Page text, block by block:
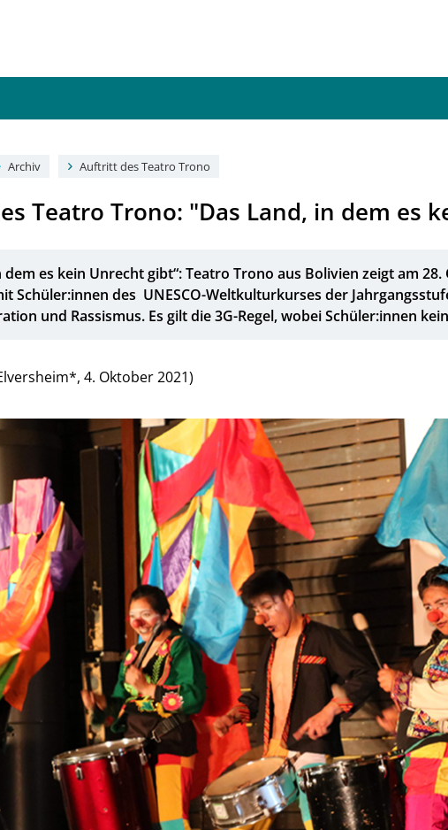
Archiv Auftritt des Teatro Trono
Teatro Trono: "Das Land, in dem es
dem es kein Unrecht gibt“: Teatro Trono aus Bolivien zeigt am
Schüler:innen des UNESCO-Weltkulturkurses der
und Rassismus. Es gilt die 3G-Regel, wobei Schüler:innen
4. Oktober 2021)